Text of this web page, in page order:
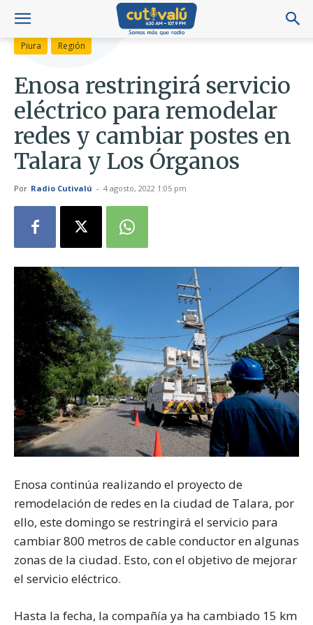
Piura Región
Enosa restringirá servicio
eléctrico para remodelar
redes y cambiar postes en
Talara y Los Órganos
Por Radio Cutivalú - 4 agosto, 2022 1:05 pm
Enosa continúa realizando el proyecto de
remodelación de redes en la ciudad de Talara, por
ello, este domingo se restringirá el servicio para
cambiar 800 metros de cable conductor en algunas
zonas de la ciudad. Esto, con el objetivo de mejorar
el servicio eléctrico.
Hasta la fecha, la compañía ya ha cambiado 15 km